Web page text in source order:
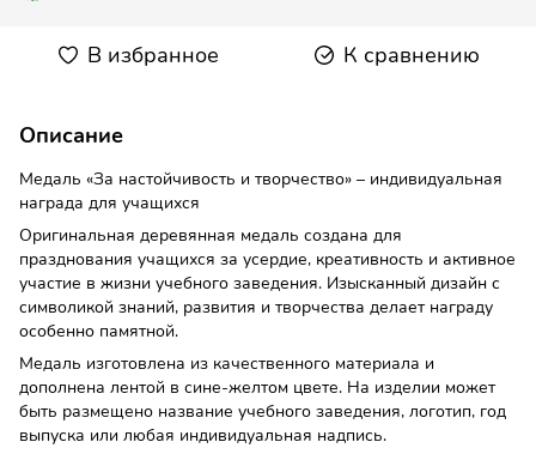
В избранное К сравнению
Описание
Медаль «За настойчивость и творчество» – индивидуальная
награда для учащихся
Оригинальная деревянная медаль создана для
празднования учащихся за усердие, креативность и активное
участие в жизни учебного заведения. Изысканный дизайн с
символикой знаний, развития и творчества делает награду
особенно памятной.
Медаль изготовлена ​​из качественного материала и
дополнена лентой в сине-желтом цвете. На изделии может
быть размещено название учебного заведения, логотип, год
выпуска или любая индивидуальная надпись.